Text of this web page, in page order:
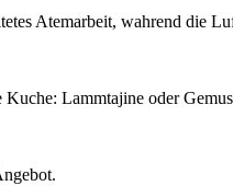
Atemarbeit, wahrend die
Lammtajine oder